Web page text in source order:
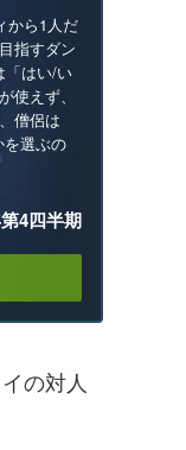
から1人だ
指すダン
「はい/い
使えず、
僧侶は
を選ぶの
4四半期
の対人